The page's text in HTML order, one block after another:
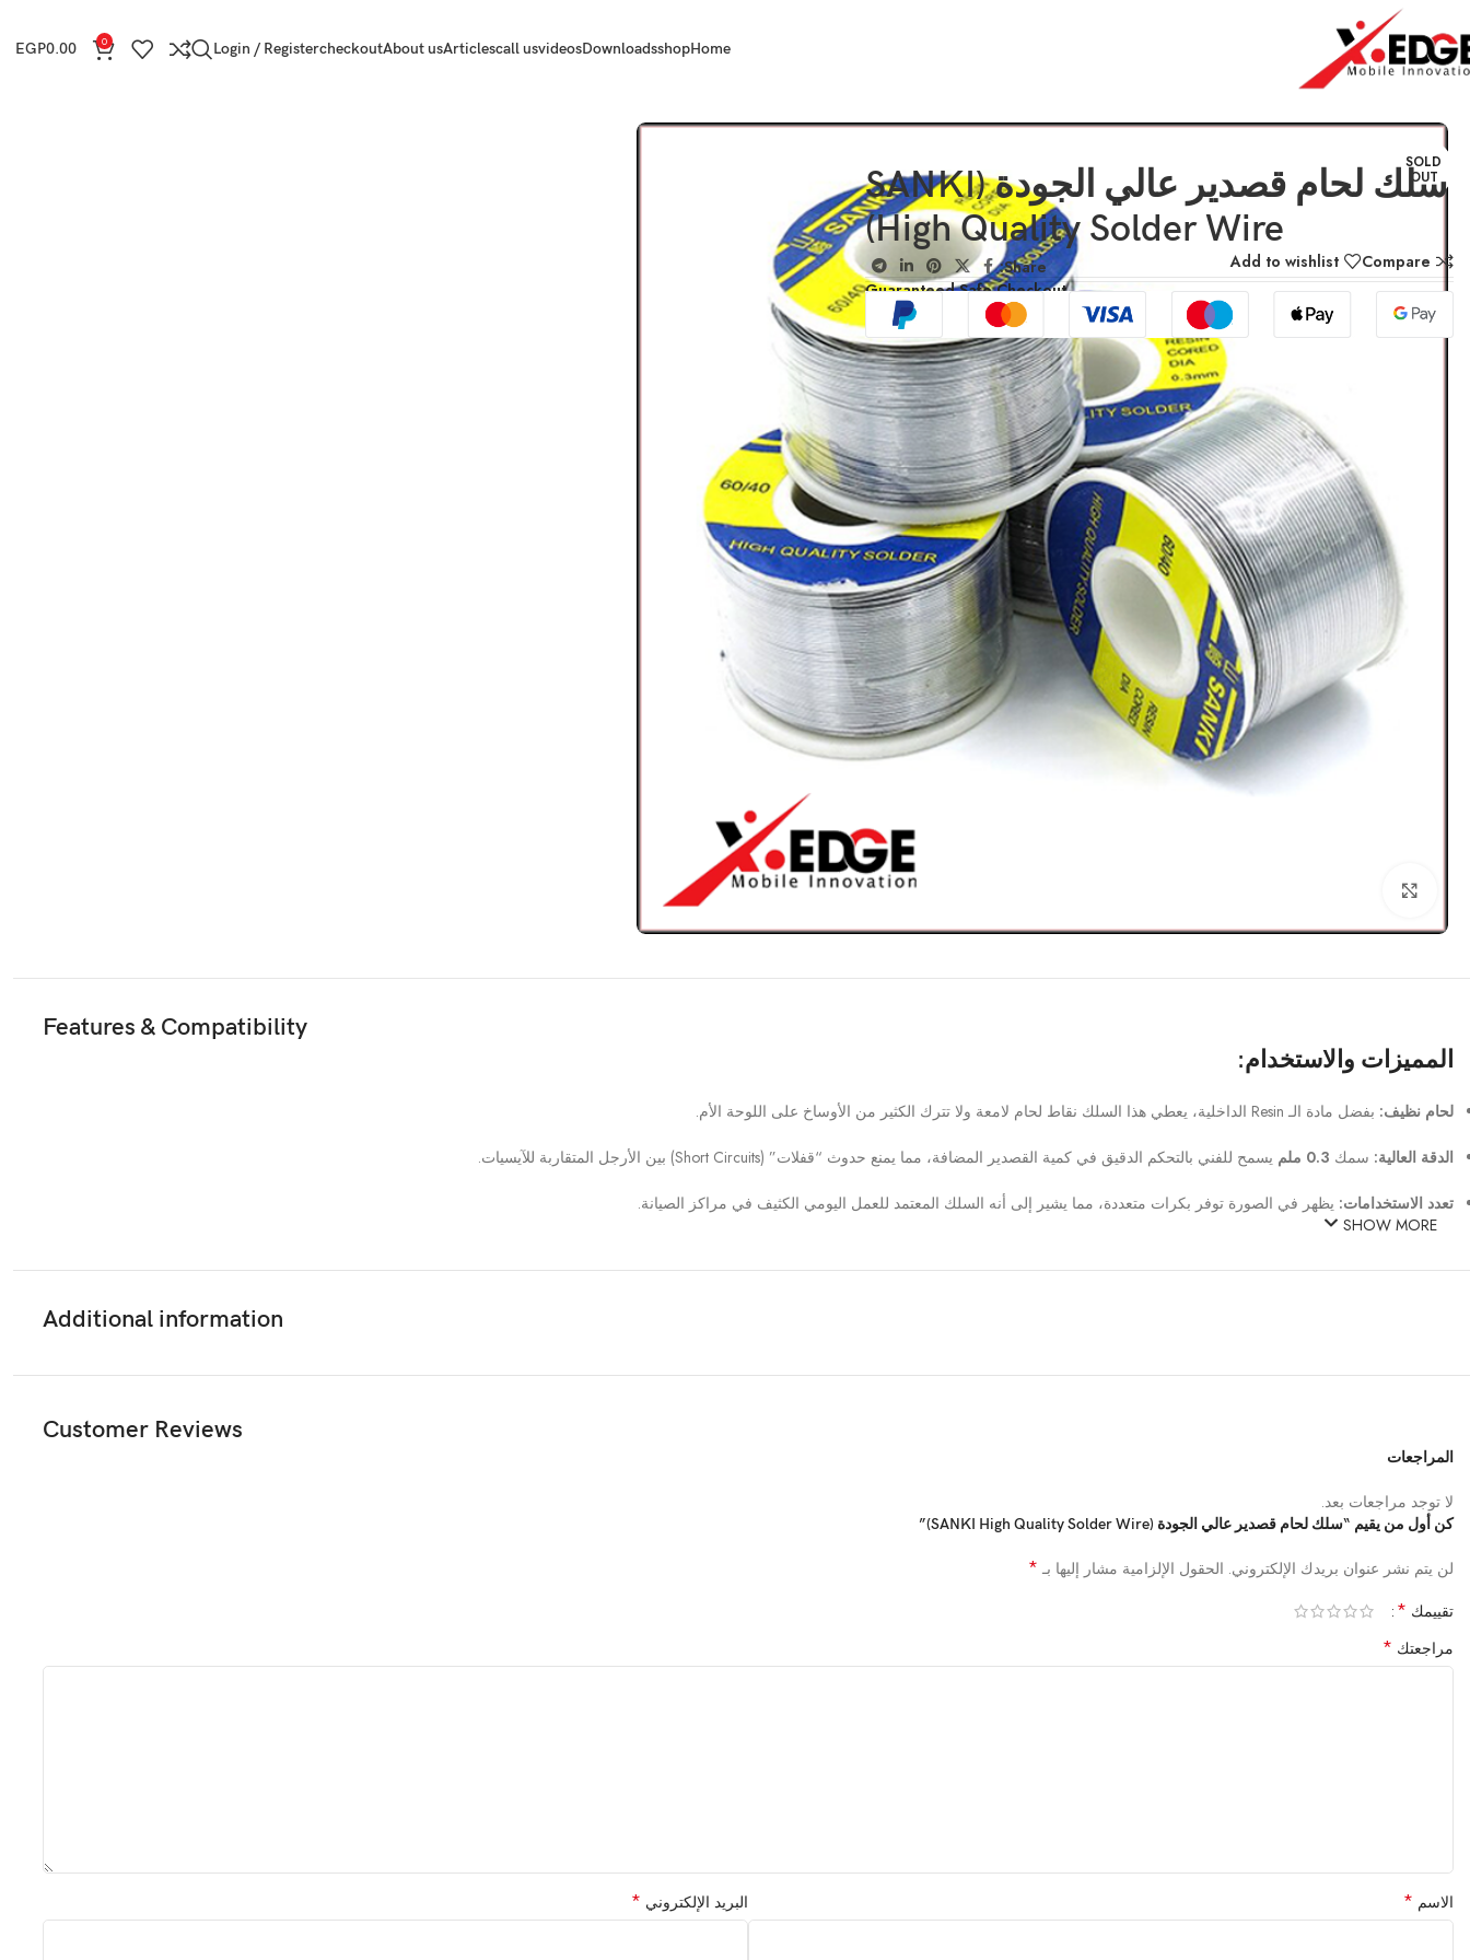
Home
shop
Downloads
videos
call us
Articles
About us
checkout
Login / Register
0
EGP0.00
الرئيسية TOOLS سلك لحام قصدير عالي الجودة (SANKI High Quality Solder Wire)
SOLD
OUT
سلك لحام قصدير عالي الجودة (SANKI
High Quality Solder Wire)
Compare
Add to wishlist
Share:
Guaranteed Safe Checkout
Features & Compatibility
المميزات والاستخدام:
لحام نظيف: بفضل مادة الـ Resin الداخلية، يعطي هذا السلك نقاط لحام لامعة ولا تترك الكثير من الأوساخ على اللوحة الأم.
الدقة العالية: سمك 0.3 ملم يسمح للفني بالتحكم الدقيق في كمية القصدير المضافة، مما يمنع حدوث “قفلات” (Short Circuits) بين الأرجل المتقاربة للآيسيات.
تعدد الاستخدامات: يظهر في الصورة توفر بكرات متعددة، مما يشير إلى أنه السلك المعتمد للعمل اليومي الكثيف في مراكز الصيانة.
SHOW MORE
Additional information
Customer Reviews
المراجعات
لا توجد مراجعات بعد.
كن أول من يقيم “سلك لحام قصدير عالي الجودة (SANKI High Quality Solder Wire)”
لن يتم نشر عنوان بريدك الإلكتروني. الحقول الإلزامية مشار إليها بـ *
تقييمك *
مراجعتك *
الاسم * البريد الإلكتروني *